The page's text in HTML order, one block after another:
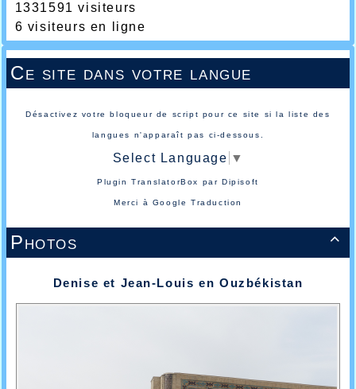
1331591 visiteurs
6 visiteurs en ligne
Ce site dans votre langue
Désactivez votre bloqueur de script pour ce site si la liste des
langues n'apparaît pas ci-dessous.
Select Language ▼
Plugin TranslatorBox parDipisoft
Merci à Google Traduction

Photos
Denise et Jean-Louis en Ouzbékistan